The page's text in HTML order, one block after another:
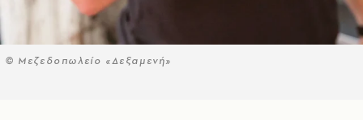
© Μεζεδοπωλείο «Δεξαμενή»